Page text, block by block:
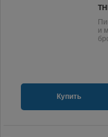
и
Купить